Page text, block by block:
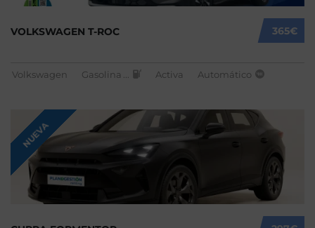
365€
VOLKSWAGEN T-ROC
Volkswagen Gasolina ... Activa Automático
NUEVA